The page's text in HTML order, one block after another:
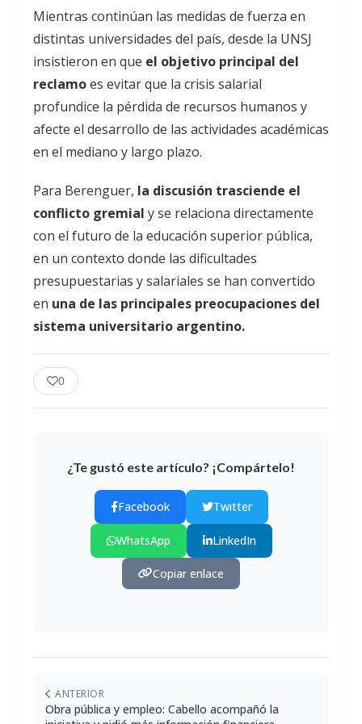
Mientras continúan las medidas de fuerza en
distintas universidades del país, desde la UNSJ
insistieron en que el objetivo principal del
reclamoes evitar que la crisis salarial
profundice la pérdida de recursos humanos y
afecte el desarrollo de las actividades académicas
en el mediano y largo plazo.
Para Berenguer, la discusión trasciende el
conflicto gremial y se relaciona directamente
con el futuro de la educación superior pública,
en un contexto donde las dificultades
presupuestarias y salariales se han convertido
en una de las principales preocupaciones del
sistema universitario argentino.
0
¿Te gustó este artículo? ¡Compártelo!
Facebook Twitter
WhatsApp LinkedIn
Copiar enlace
ANTERIOR
Obra pública y empleo: Cabello acompañó la